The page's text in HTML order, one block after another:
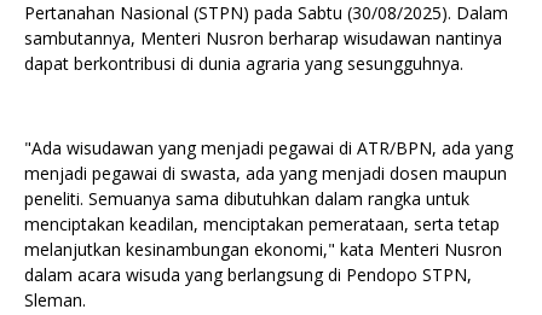
Pertanahan Nasional (STPN) pada Sabtu (30/08/2025). Dalam
sambutannya, Menteri Nusron berharap wisudawan nantinya
dapat berkontribusi di dunia agraria yang sesungguhnya.
"Ada wisudawan yang menjadi pegawai di ATR/BPN, ada yang
menjadi pegawai di swasta, ada yang menjadi dosen maupun
peneliti. Semuanya sama dibutuhkan dalam rangka untuk
menciptakan keadilan, menciptakan pemerataan, serta tetap
melanjutkan kesinambungan ekonomi," kata Menteri Nusron
dalam acara wisuda yang berlangsung di Pendopo STPN,
Sleman.